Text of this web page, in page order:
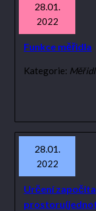
28.01.
2022
Funkce měřidla
Kategorie:
28.01.
2022
Určení